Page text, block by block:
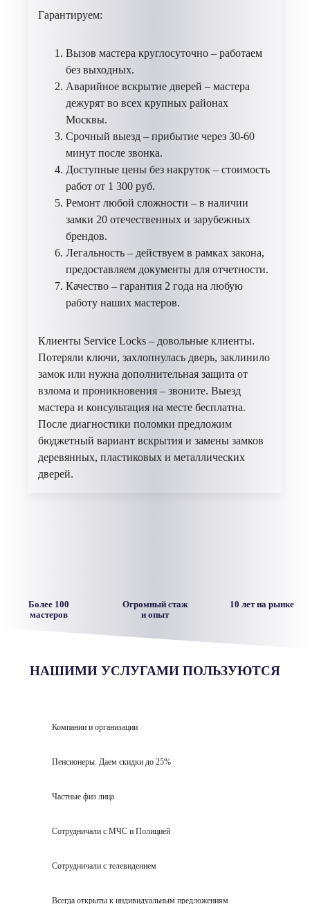
Гарантируем:
Вызов мастера круглосуточно – работаем
без выходных.
Аварийное вскрытие дверей – мастера
дежурят во всех крупных районах
Москвы.
Срочный выезд – прибытие через 30-60
минут после звонка.
Доступные цены без накруток – стоимость
работ от 1 300 руб.
Ремонт любой сложности – в наличии
замки 20 отечественных и зарубежных
брендов.
Легальность – действуем в рамках закона,
предоставляем документы для отчетности.
Качество – гарантия 2 года на любую
работу наших мастеров.
Клиенты Service Locks – довольные клиенты.
Потеряли ключи, захлопнулась дверь, заклинило
замок или нужна дополнительная защита от
взлома и проникновения – звоните. Выезд
мастера и консультация на месте бесплатна.
После диагностики поломки предложим
бюджетный вариант вскрытия и замены замков
деревянных, пластиковых и металлических
дверей.
Более 100
мастеров
Огромный стаж
и опыт
10 лет на рынке
НАШИМИ УСЛУГАМИ ПОЛЬЗУЮТСЯ
Компании и организации
Пенсионеры. Даем скидки до 25%
Частные физ лица
Сотрудничали с МЧС и Полицией
Сотрудничали с телевидением
Всегда открыты к индивидуальным предложениям